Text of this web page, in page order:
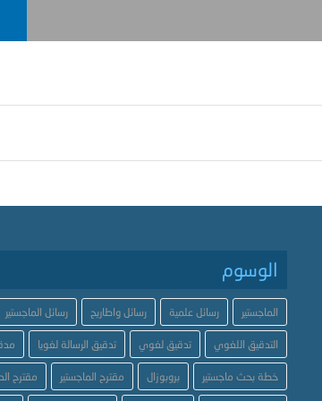
الوسوم
الماجستير رسائل علمية رسائل واطاريح رسائل الماجستير
التدقيق اللغوي تدقيق لغوي تدقيق الرسالة لغويا
خطة بحث ماجستير بروبوزال مقترح الماجستير مقترح